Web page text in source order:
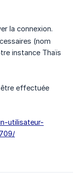
la connexion.
(nom
instance Thaïs
être effectuée
utilisateur-